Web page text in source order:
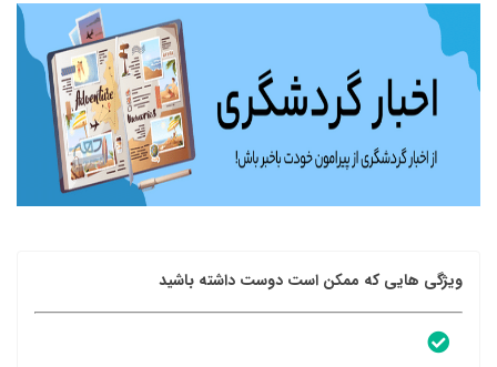
ویژگی هایی که ممکن است دوست داشته باشید